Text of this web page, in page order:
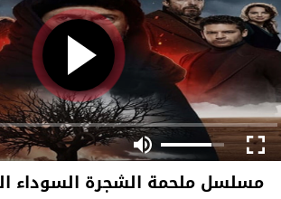
مسلسل ملحمة الشجرة السوداء